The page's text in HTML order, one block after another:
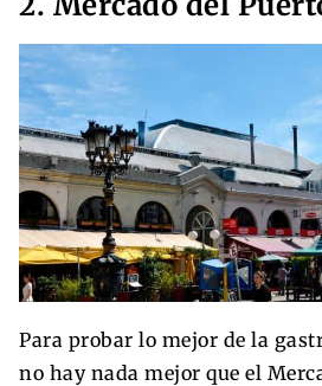
Para probar lo mejor de la
no hay nada mejor que el